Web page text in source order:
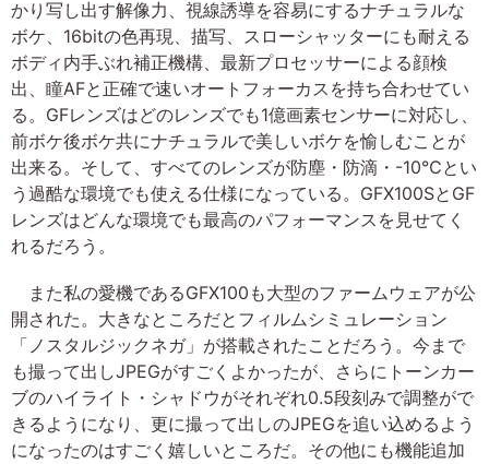
かり写し出す解像力、視線誘導を容易にするナチュラルな
ボケ、16bitの色再現、描写、スローシャッターにも耐える
ボディ内手ぶれ補正機構、最新プロセッサーによる顔検
出、瞳AFと正確で速いオートフォーカスを持ち合わせてい
る。GFレンズはどのレンズでも1億画素センサーに対応し、
前ボケ後ボケ共にナチュラルで美しいボケを愉しむことが
出来る。そして、すべてのレンズが防塵・防滴・-10℃とい
う過酷な環境でも使える仕様になっている。GFX100SとGF
レンズはどんな環境でも最高のパフォーマンスを見せてく
れるだろう。
また私の愛機であるGFX100も大型のファームウェアが公
開された。大きなところだとフィルムシミュレーション
「ノスタルジックネガ」が搭載されたことだろう。今まで
も撮って出しJPEGがすごくよかったが、さらにトーンカー
ブのハイライト・シャドウがそれぞれ0.5段刻みで調整がで
きるようになり、更に撮って出しのJPEGを追い込めるよう
になったのはすごく嬉しいところだ。その他にも機能追加